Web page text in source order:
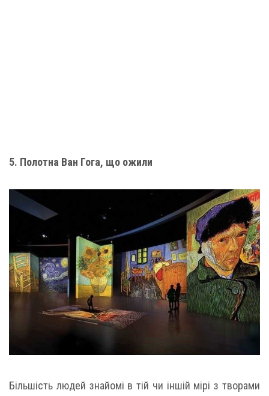
5. Полотна Ван Гога, що ожили
Більшість людей знайомі в тій чи іншій мірі з творами